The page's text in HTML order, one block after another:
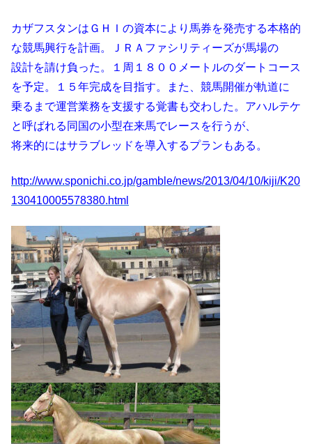
カザフスタンはＧＨＩの資本により馬券を発売する本格的
な競馬興行を計画。ＪＲＡファシリティーズが馬場の
設計を請け負った。１周１８００メートルのダートコース
を予定。１５年完成を目指す。また、競馬開催が軌道に
乗るまで運営業務を支援する覚書も交わした。アハルテケ
と呼ばれる同国の小型在来馬でレースを行うが、
将来的にはサラブレッドを導入するプランもある。
http://www.sponichi.co.jp/gamble/news/2013/04/10/kiji/K20
130410005578380.html